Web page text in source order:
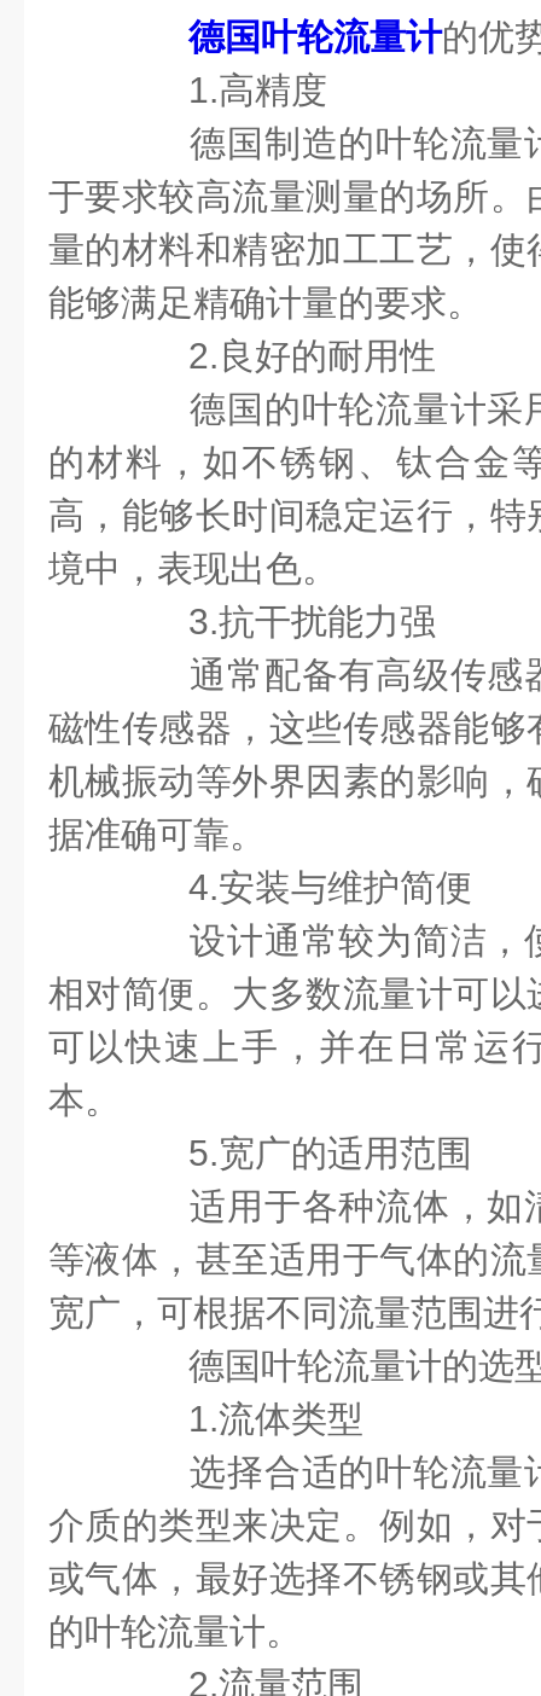
德国叶轮流量计的优
1.高精度
德国制造的叶轮流量
于要求较高流量测量的场所
量的材料和精密加工工艺，
能够满足精确计量的要求。
2.良好的耐用性
德国的叶轮流量计采
的材料，如不锈钢、钛合金
高，能够长时间稳定运行，
境中，表现出色。
3.抗干扰能力强
通常配备有高级传感
磁性传感器，这些传感器能
机械振动等外界因素的影响
据准确可靠。
4.安装与维护简便
设计通常较为简洁，
相对简便。大多数流量计可
可以快速上手，并在日常运
本。
5.宽广的适用范围
适用于各种流体，如
等液体，甚至适用于气体的
宽广，可根据不同流量范围进
德国叶轮流量计的选
1.流体类型
选择合适的叶轮流量
介质的类型来决定。例如，
或气体，最好选择不锈钢或
的叶轮流量计。
2.流量范围